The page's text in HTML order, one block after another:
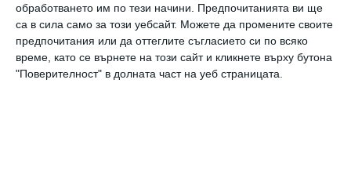
обработването им по тези начини. Предпочитанията ви ще
са в сила само за този уебсайт. Можете да промените своите
предпочитания или да оттеглите съгласието си по всяко
време, като се върнете на този сайт и кликнете върху бутона
"Поверителност" в долната част на уеб страницата.
Здраве
15 съвета за по-здравословен начин
на живот
06 август 2026 г.